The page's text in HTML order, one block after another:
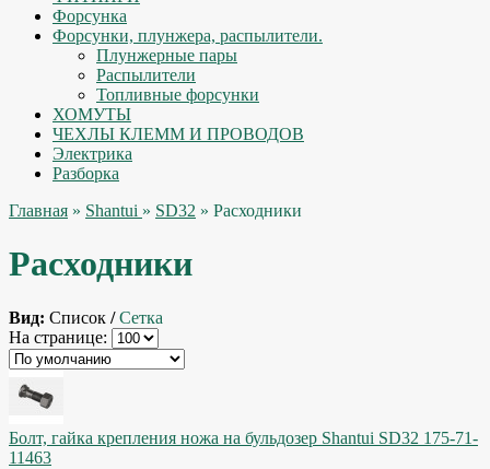
Форсунка
Форсунки, плунжера, распылители.
Плунжерные пары
Распылители
Топливные форсунки
ХОМУТЫ
ЧЕХЛЫ КЛЕММ И ПРОВОДОВ
Электрика
Разборка
Главная » Shantui » SD32 » Расходники
Расходники
Вид: Список / Сетка
На странице:
Болт, гайка крепления ножа на бульдозер Shantui SD32 175-71-
11463